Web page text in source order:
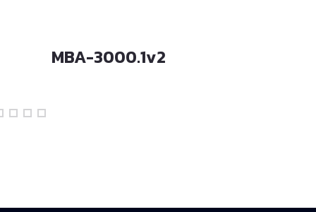
MBA-3000.1v2